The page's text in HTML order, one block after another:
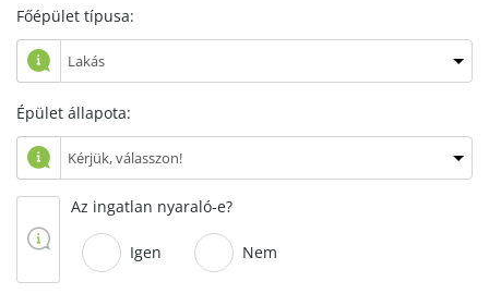
Főépület típusa:
Épület állapota:
Az ingatlan nyaraló-e?
Igen Nem